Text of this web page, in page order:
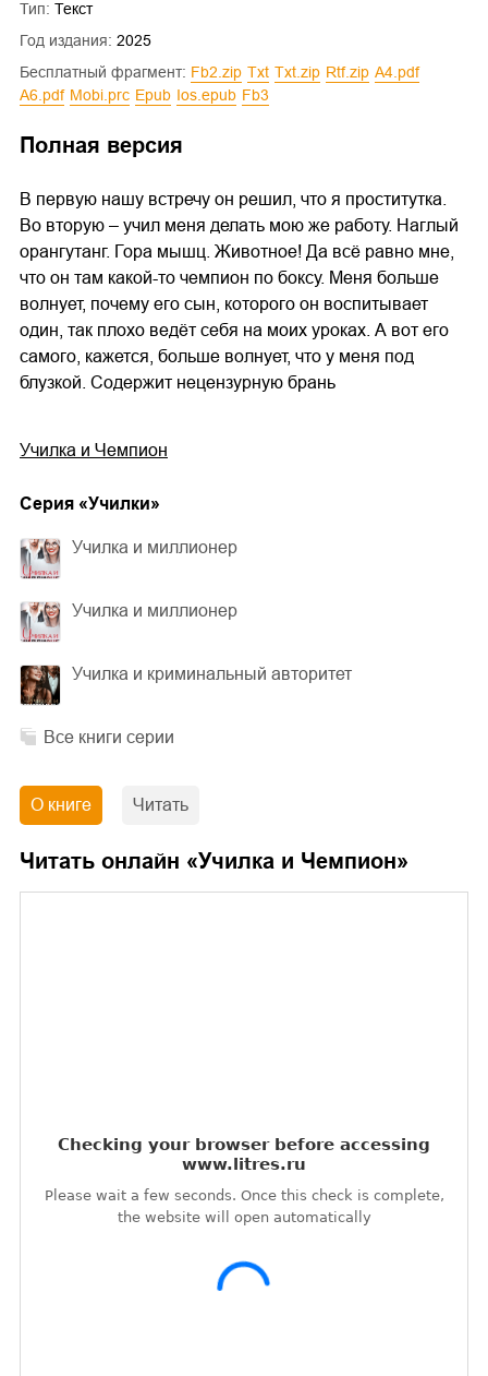
Тип: Текст
Год издания: 2025
Бесплатный фрагмент:
fb2.zip txt txt.zip rtf.zip
a4.pdf
a6.pdf
mobi.prc epub ios.epub fb3
Полная версия
В первую нашу встречу он решил, что я проститутка.
Во вторую – учил меня делать мою же работу. Наглый
орангутанг. Гора мышц. Животное! Да всё равно мне,
что он там какой-то чемпион по боксу. Меня больше
волнует, почему его сын, которого он воспитывает
один, так плохо ведёт себя на моих уроках. А вот его
самого, кажется, больше волнует, что у меня под
блузкой. Содержит нецензурную брань
Училка и Чемпион
Cерия «Училки»
Училка и миллионер
Училка и миллионер
Училка и криминальный авторитет
Все книги серии
О книге Читать
Читать онлайн «Училка и Чемпион»